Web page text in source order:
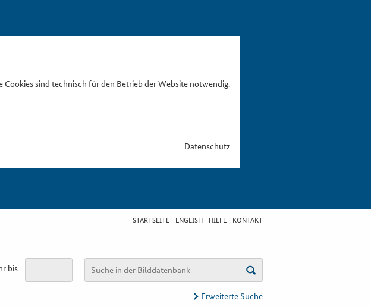
sind technisch für den Betrieb der Website notwendig.
Datenschutz
STARTSEITE ENGLISH HILFE KONTAKT
bis
Erweiterte Suche